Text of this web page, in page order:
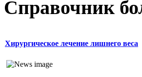
Справочник
Хирургическое лечение лишнего веса